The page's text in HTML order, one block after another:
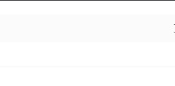
Les jeunes